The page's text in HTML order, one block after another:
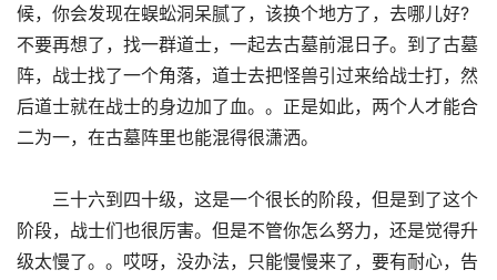
候，你会发现在蜈蚣洞呆腻了，该换个地方了，去哪儿好?
不要再想了，找一群道士，一起去古墓前混日子。到了古墓
阵，战士找了一个角落，道士去把怪兽引过来给战士打，然
后道士就在战士的身边加了血。。正是如此，两个人才能合
二为一，在古墓阵里也能混得很潇洒。
三十六到四十级，这是一个很长的阶段，但是到了这个
阶段，战士们也很厉害。但是不管你怎么努力，还是觉得升
级太慢了。。哎呀，没办法，只能慢慢来了，要有耐心，告